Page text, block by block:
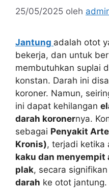
25/05/2025 oleh
Jantung adalah otot
bekerja, dan untuk
membutuhkan suplai
konstan. Darah ini
koroner. Namun,
ini dapat kehilangan
darah koronernya.
sebagai Penyakit
Kronis), terjadi ketika
kaku dan
plak, secara signifikan
darah ke otot